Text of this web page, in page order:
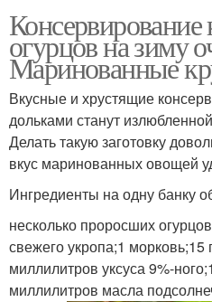
огурцов на зиму
Маринованные
Вкусные и хрустящие
дольками станут
Делать такую заготовку
вкус маринованных овощей
Ингредиенты на одну банку
несколько проросших
свежего укропа;1 морковь;15
миллилитров уксуса 9%-
миллилитров масла